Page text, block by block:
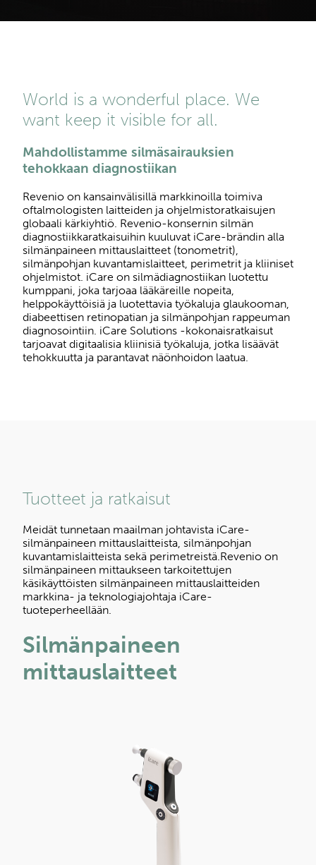
World is a wonderful place. We
want keep it visible for all.
Mahdollistamme silmäsairauksien
tehokkaan diagnostiikan
Revenio on kansainvälisillä markkinoilla toimiva
oftalmologisten laitteiden ja ohjelmistoratkaisujen
globaali kärkiyhtiö. Revenio-konsernin silmän
diagnostiikkaratkaisuihin kuuluvat iCare-brändin alla
silmänpaineen mittauslaitteet (tonometrit),
silmänpohjan kuvantamislaitteet, perimetrit ja kliiniset
ohjelmistot. iCare on silmädiagnostiikan luotettu
kumppani, joka tarjoaa lääkäreille nopeita,
helppokäyttöisiä ja luotettavia työkaluja glaukooman,
diabeettisen retinopatian ja silmänpohjan rappeuman
diagnosointiin. iCare Solutions -kokonaisratkaisut
tarjoavat digitaalisia kliinisiä työkaluja, jotka lisäävät
tehokkuutta ja parantavat näönhoidon laatua.
Tuotteet ja ratkaisut
Meidät tunnetaan maailman johtavista iCare-
silmänpaineen mittauslaitteista, silmänpohjan
kuvantamislaitteista sekä perimetreistä.Revenio on
silmänpaineen mittaukseen tarkoitettujen
käsikäyttöisten silmänpaineen mittauslaitteiden
markkina- ja teknologiajohtaja iCare-
tuoteperheellään.
Silmänpaineen
mittauslaitteet